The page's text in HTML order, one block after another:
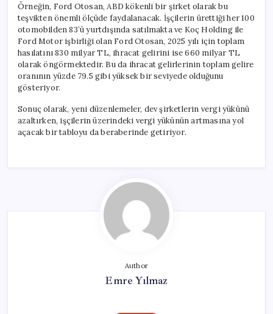
Örneğin, Ford Otosan, ABD kökenli bir şirket olarak bu
teşvikten önemli ölçüde faydalanacak. İşçilerin ürettiği her 100
otomobilden 83’ü yurtdışında satılmakta ve Koç Holding ile
Ford Motor işbirliği olan Ford Otosan, 2025 yılı için toplam
hasılatını 830 milyar TL, ihracat gelirini ise 660 milyar TL
olarak öngörmektedir. Bu da ihracat gelirlerinin toplam gelire
oranının yüzde 79.5 gibi yüksek bir seviyede olduğunu
gösteriyor.
Sonuç olarak, yeni düzenlemeler, dev şirketlerin vergi yükünü
azaltırken, işçilerin üzerindeki vergi yükünün artmasına yol
açacak bir tabloyu da beraberinde getiriyor.
Author
Emre Yılmaz